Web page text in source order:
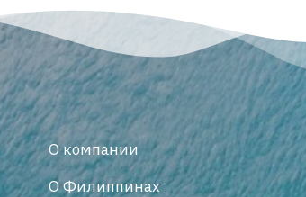
О компании
О Филиппинах